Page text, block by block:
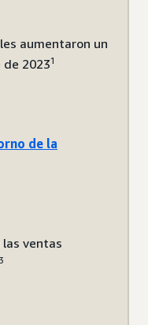
aumentaron un
20231
de la
ventas
3